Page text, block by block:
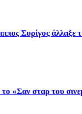
Συρίγος άλλαξε
«Σαν σταρ του